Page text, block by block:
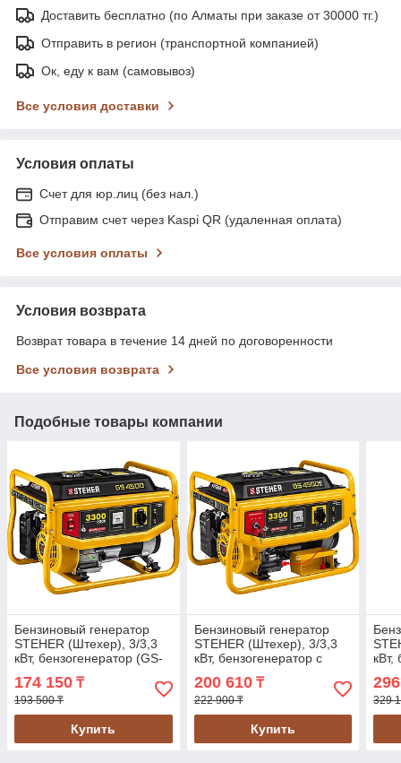
Доставить бесплатно (по Алматы при заказе от 30000 тг.)
Отправить в регион (транспортной компанией)
Ок, еду к вам (самовывоз)
Все условия доставки
Условия оплаты
Счет для юр.лиц (без нал.)
Отправим счет через Kaspi QR (удаленная оплата)
Все условия оплаты
Условия возврата
Возврат товара в течение 14 дней по договоренности
Все условия возврата
Подобные товары компании
Бензиновый генератор
STEHER (Штехер), 3/3,3
кВт, бензогенератор (GS-
174 150 ₸
193 500 ₸
Купить
Бензиновый генератор
STEHER (Штехер), 3/3,3
кВт, бензогенератор с
4500Е)
200 610₸
222 900 ₸
Купить
кВт,
329